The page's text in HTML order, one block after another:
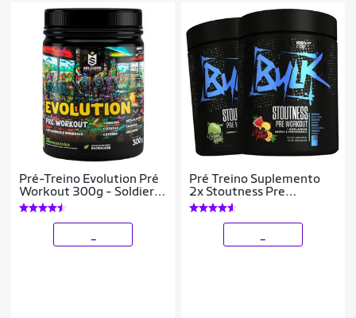
Pré-Treino Evolution Pré
Workout 300g - Soldiers
Nutrition
Pré Treino Suplemento
2x Stoutness Pre
Workout Bulk Nutrition